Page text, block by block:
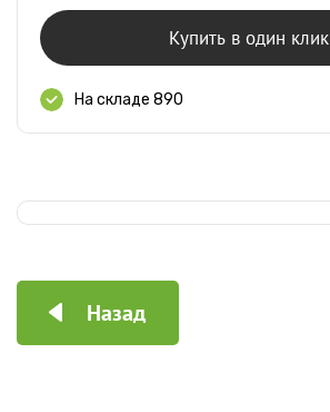
Купить в один клик
На складе 890
Назад